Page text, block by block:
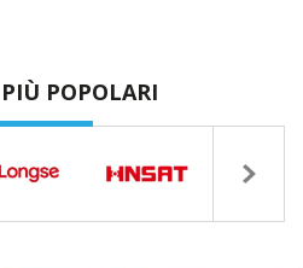
POPOLARI